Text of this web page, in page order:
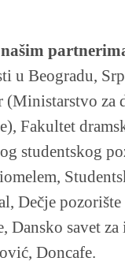
u Beogradu,
za
Fakultet
studentskog
Dečje
savet za
Doncafe.